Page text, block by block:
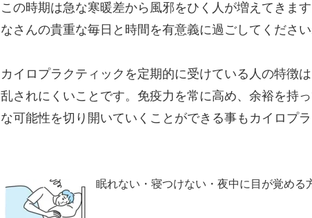
この時期は急な寒暖差から風邪をひく人が増えてきま
なさんの貴重な毎日と時間を有意義に過ごしてください
カイロプラクティックを定期的に受けている人の特徴
乱されにくいことです。免疫力を常に高め、余裕を持
な可能性を切り開いていくことができる事もカイロプ
眠れない・寝つけない・夜中に目が覚める